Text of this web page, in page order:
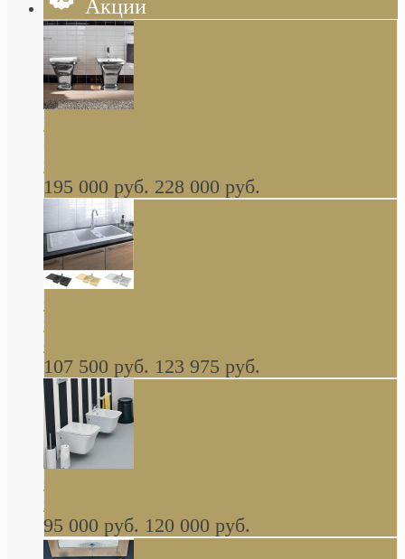
Акции
Butterfly Scarabeo КОМПЛЕКТ санфаянса
глянцевая платина В НАЛИЧИИ
195 000 руб. 228 000 руб.
керамическая мойка 1160 x 510 мм белая,
серая, черная, бежевая В НАЛИЧИИ
107 500 руб. 123 975 руб.
навесное КОМПЛЕКТ
95 000 руб. 120 000 руб.